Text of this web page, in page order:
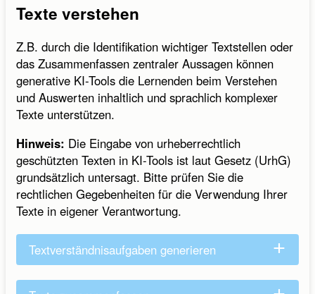
Texte verstehen
Z.B. durch die Identifikation wichtiger Textstellen oder
das Zusammenfassen zentraler Aussagen können
generative KI-Tools die Lernenden beim Verstehen
und Auswerten inhaltlich und sprachlich komplexer
Texte unterstützen.
Hinweis: Die Eingabe von urheberrechtlich
geschützten Texten in KI-Tools ist laut Gesetz (UrhG)
grundsätzlich untersagt. Bitte prüfen Sie die
rechtlichen Gegebenheiten für die Verwendung Ihrer
Texte in eigener Verantwortung.
Textverständnisaufgaben generieren